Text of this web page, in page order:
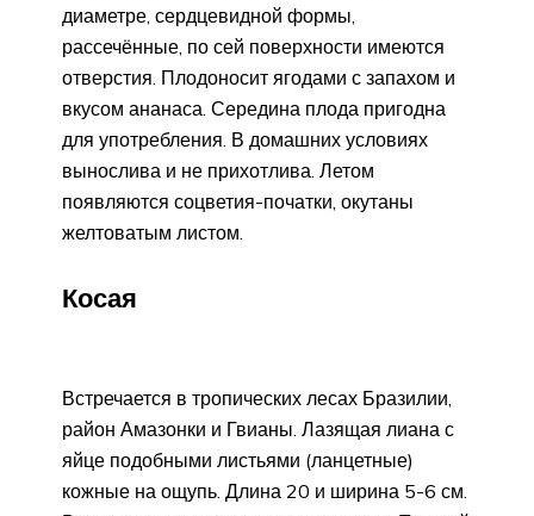
диаметре, сердцевидной формы,
рассечённые, по сей поверхности имеются
отверстия. Плодоносит ягодами с запахом и
вкусом ананаса. Середина плода пригодна
для употребления. В домашних условиях
вынослива и не прихотлива. Летом
появляются соцветия-початки, окутаны
желтоватым листом.
Косая
Встречается в тропических лесах Бразилии,
район Амазонки и Гвианы. Лазящая лиана с
яйце подобными листьями (ланцетные)
кожные на ощупь. Длина 20 и ширина 5-6 см.